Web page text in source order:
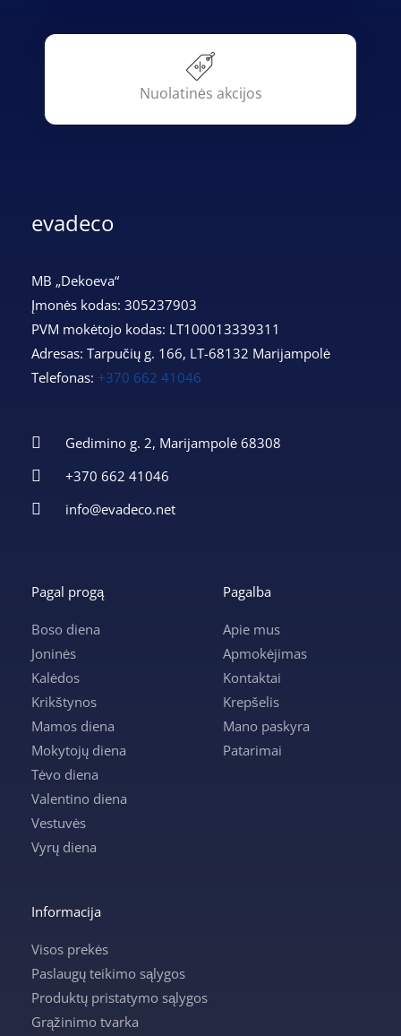
Nuolatinės akcijos
evadeco
MB „Dekoeva“
Įmonės kodas: 305237903
PVM mokėtojo kodas: LT100013339311
Adresas: Tarpučių g. 166, LT-68132 Marijampolė
Telefonas: +370 662 41046
Gedimino g. 2, Marijampolė 68308
+370 662 41046
info@evadeco.net
Pagal progą
Boso diena
Joninės
Kalėdos
Krikštynos
Mamos diena
Mokytojų diena
Tėvo diena
Valentino diena
Vestuvės
Vyrų diena
Pagalba
Apie mus
Apmokėjimas
Kontaktai
Krepšelis
Mano paskyra
Patarimai
Informacija
Visos prekės
Paslaugų teikimo sąlygos
Produktų pristatymo sąlygos
Grąžinimo tvarka